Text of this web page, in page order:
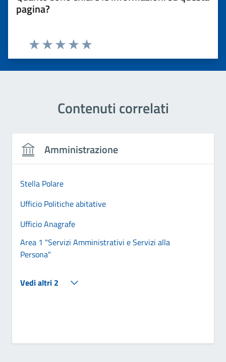
pagina?
Valuta 5 stelle su 5
Valuta 4 stelle su 5
Valuta 3 stelle su 5
Valuta 2 stelle su 5
Valuta 1 stelle su 5
Contenuti correlati
Amministrazione
Stella Polare
Ufficio Politiche abitative
Ufficio Anagrafe
Area 1 "Servizi Amministrativi e Servizi alla
Persona"
Vedi altri 2